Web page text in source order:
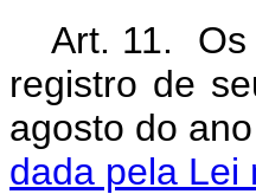
Art. 11. Os
registro de
agosto do
dada pela Lei